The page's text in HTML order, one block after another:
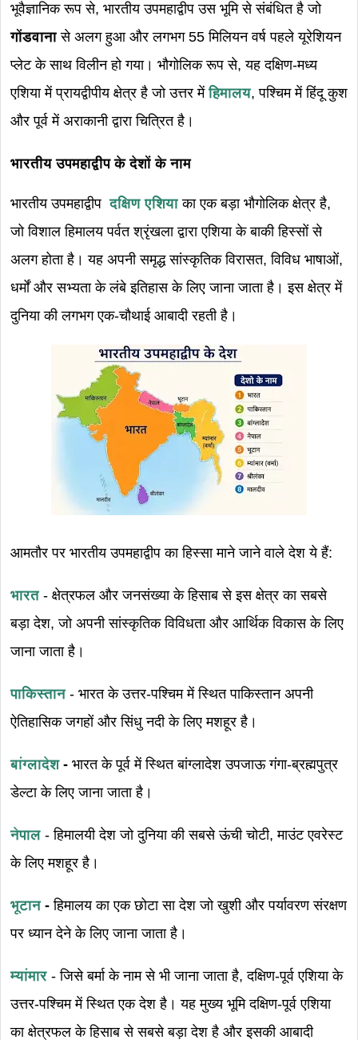
भूवैज्ञानिक रूप से, भारतीय उपमहाद्वीप उस भूमि से संबंधित है जो
गोंडवानासे अलग हुआ और लगभग 55 मिलियन वर्ष पहले यूरेशियन
प्लेट के साथ विलीन हो गया। भौगोलिक रूप से, यह दक्षिण-मध्य
एशिया में प्रायद्वीपीय क्षेत्र है जो उत्तर मेंहिमालय, पश्चिम में हिंदू कुश
और पूर्व में अराकानी द्वारा चित्रित है।
भारतीय उपमहाद्वीप के देशों के नाम
भारतीय उपमहाद्वीपदक्षिण एशिया का एक बड़ा भौगोलिक क्षेत्र है,
जो विशाल हिमालय पर्वत श्रृंखला द्वारा एशिया के बाकी हिस्सों से
अलग होता है। यह अपनी समृद्ध सांस्कृतिक विरासत, विविध भाषाओं,
धर्मों और सभ्यता के लंबे इतिहास के लिए जाना जाता है। इस क्षेत्र में
दुनिया की लगभग एक-चौथाई आबादी रहती है।
आमतौर पर भारतीय उपमहाद्वीप का हिस्सा माने जाने वाले देश ये हैं:
भारत - क्षेत्रफल और जनसंख्या के हिसाब से इस क्षेत्र का सबसे
बड़ा देश, जो अपनी सांस्कृतिक विविधता और आर्थिक विकास के लिए
जाना जाता है।
पाकिस्तान - भारत के उत्तर-पश्चिम में स्थित पाकिस्तान अपनी
ऐतिहासिक जगहों और सिंधु नदी के लिए मशहूर है।
बांग्लादेश- भारत के पूर्व में स्थित बांग्लादेश उपजाऊ गंगा-ब्रह्मपुत्र
डेल्टा के लिए जाना जाता है।
नेपाल - हिमालयी देश जो दुनिया की सबसे ऊंची चोटी, माउंट एवरेस्ट
के लिए मशहूर है।
भूटान- हिमालय का एक छोटा सा देश जो खुशी और पर्यावरण संरक्षण
पर ध्यान देने के लिए जाना जाता है।
म्यांमार - जिसे बर्मा के नाम से भी जाना जाता है, दक्षिण-पूर्व एशिया के
उत्तर-पश्चिम में स्थित एक देश है। यह मुख्य भूमि दक्षिण-पूर्व एशिया
का क्षेत्रफल के हिसाब से सबसे बड़ा देश है और इसकी आबादी